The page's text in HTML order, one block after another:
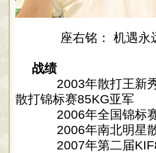
座右铭： 机遇永
战绩
2003年散打王新
散打锦标赛85KG亚军
2006年全国锦标赛
2006年南北明星散
2007年第二届